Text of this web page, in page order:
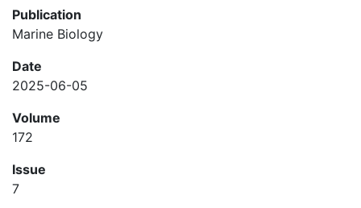
Publication
Marine Biology
Date
2025-06-05
Volume
172
Issue
7